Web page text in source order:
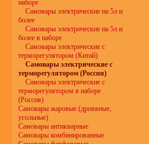
наборе
Самовары электрические на 5л и
более
Самовары электрические на 5л и
более в наборе
Самовары электрические с
терморегулятором (Китай)
Самовары электрические с
терморегулятором (Россия)
Самовары электрические с
терморегулятором в наборе
(Россия)
Самовары жаровые (дровяные,
угольные)
Самовары антикварные
Самовары комбинированные